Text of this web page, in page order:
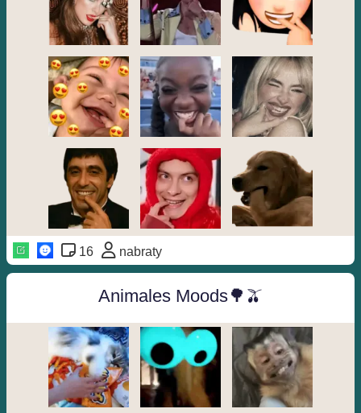
16 nabraty
Animales Moods🌳🫒